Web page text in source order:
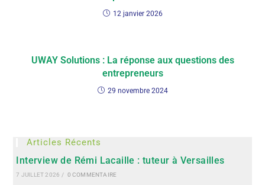
12 janvier 2026
UWAY Solutions : La réponse aux questions des
entrepreneurs
29 novembre 2024
Articles Récents
Interview de Rémi Lacaille : tuteur à Versailles
7 JUILLET 2026 / 0 COMMENTAIRE